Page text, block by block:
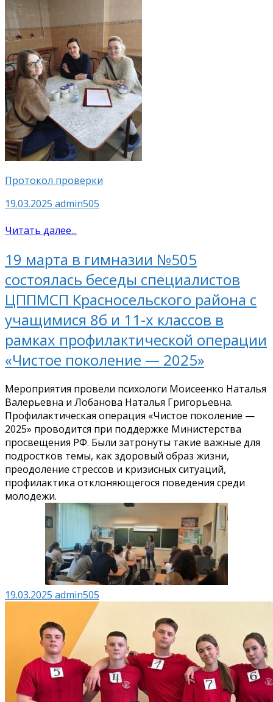
Протокол проверки
19.03.2025 admin505
Читать далее...
19 марта в гимназии №505
состоялась беседы специалистов
ЦППМСП Красносельского района с
учащимися 8б и 11-х классов в
рамках профилактической операции
«Чистое поколение — 2025»
Мероприятия провели психологи Моисеенко Наталья
Валерьевна и Лобанова Наталья Григорьевна.
Профилактическая операция «Чистое поколение —
2025» проводится при поддержке Министерства
просвещения РФ. Были затронуты такие важные для
подростков темы, как здоровый образ жизни,
преодоление стрессов и кризисных ситуаций,
профилактика отклоняющегося поведения среди
молодежи.
19.03.2025 admin505